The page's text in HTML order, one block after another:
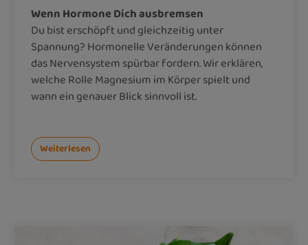
Wenn Hormone Dich ausbremsen
Du bist erschöpft und gleichzeitig unter
Spannung? Hormonelle Veränderungen können
das Nervensystem spürbar fordern. Wir erklären,
welche Rolle Magnesium im Körper spielt und
wann ein genauer Blick sinnvoll ist.
Weiterlesen